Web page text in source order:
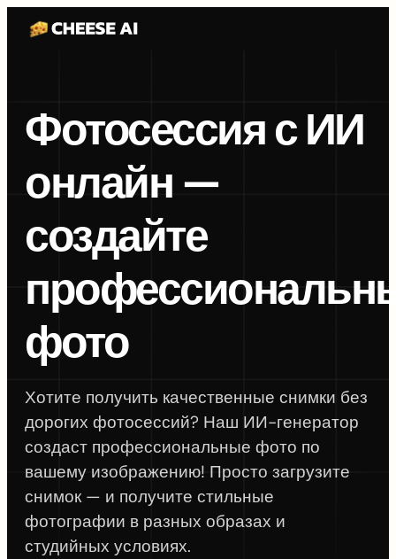
Фотосессия с ИИ
онлайн —
создайте
фото
Хотите получить качественные снимки без
дорогих фотосессий? Наш ИИ-генератор
создаст профессиональные фото по
вашему изображению! Просто загрузите
снимок — и получите стильные
фотографии в разных образах и
студийных условиях.